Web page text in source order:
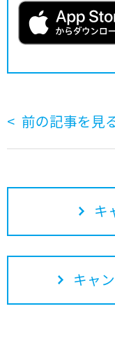
前の記事を見
キ
キャ